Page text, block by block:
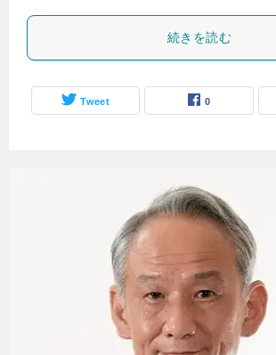
続きを読む
Tweet 0